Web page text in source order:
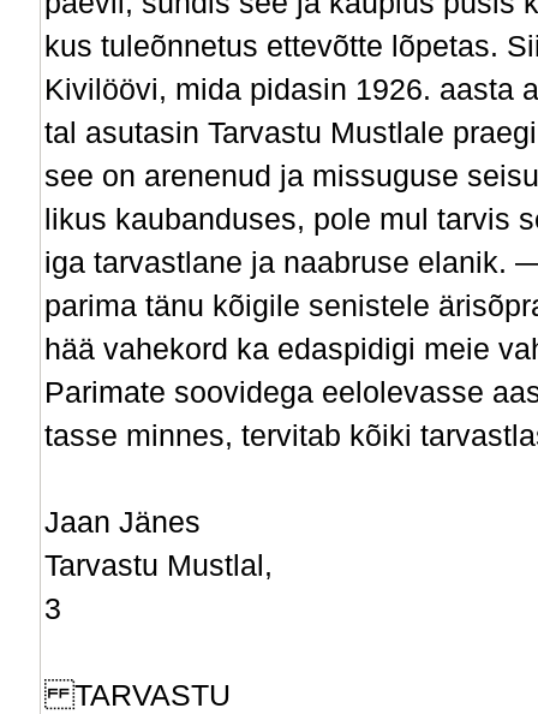
kus tuleõnnetus ettevõtte lõpetas.
Kivilöövi, mida pidasin 1926. aasta
tal asutasin Tarvastu Mustlale
see on arenenud ja missuguse
likus kaubanduses, pole mul tarvis
iga tarvastlane ja naabruse elanik.
parima tänu kõigile senistele
hää vahekord ka edaspidigi meie
Parimate soovidega eelolevasse
tasse minnes, tervitab kõiki
Jaan Jänes
Tarvastu Mustlal,
3
TARVASTU